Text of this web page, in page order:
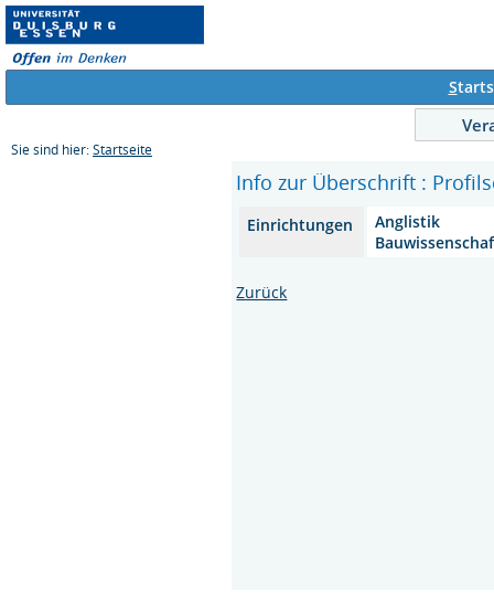
S
Sie sind hier: Startseite
Info zur Überschrift :
Einrichtungen
Anglistik
Zurück